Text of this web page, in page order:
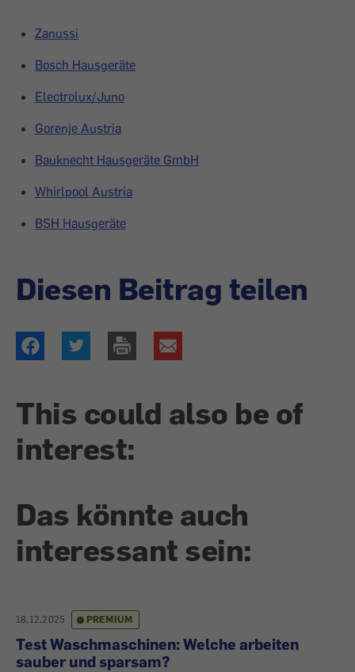
Zanussi
Bosch Hausgeräte
Electrolux/Juno
Gorenje Austria
Bauknecht Hausgeräte GmbH
Whirlpool Austria
BSH Hausgeräte
Diesen Beitrag teilen
This could also be of
interest:
Das könnte auch
interessant sein:
18.12.2025 PREMIUM
Test Waschmaschinen: Welche arbeiten
sauber und sparsam?